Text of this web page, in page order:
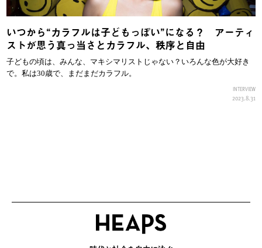
いつから“カラフルは子どもっぽい”になる？ アーティ
ストが思う真っ当さとカラフル、秩序と自由
子どもの頃は、みんな、マキシマリストじゃない？いろんな色が大好き
で。私は30歳で、まだまだカラフル。
INTERVIEW
2023.8.31